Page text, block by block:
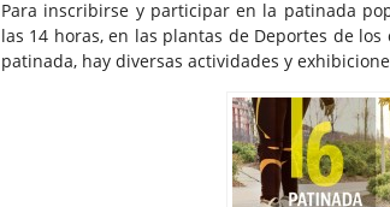
Para inscribirse y participar en la patinada
las 14 horas, en las plantas de Deportes de los
patinada, hay diversas actividades y